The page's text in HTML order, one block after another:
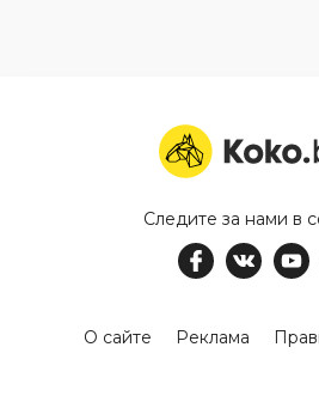
Следите за нами в
О сайте Реклама